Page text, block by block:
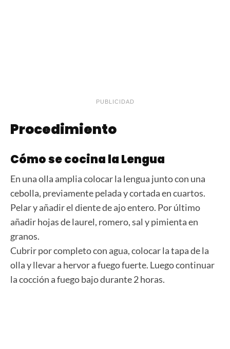
PUBLICIDAD
Procedimiento
Cómo se cocina la Lengua
En una olla amplia colocar la lengua junto con una
cebolla, previamente pelada y cortada en cuartos.
Pelar y añadir el diente de ajo entero. Por último
añadir hojas de laurel, romero, sal y pimienta en
granos.
Cubrir por completo con agua, colocar la tapa de la
olla y llevar a hervor a fuego fuerte. Luego continuar
la cocción a fuego bajo durante 2 horas.